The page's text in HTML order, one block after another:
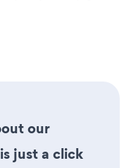
our
just a click